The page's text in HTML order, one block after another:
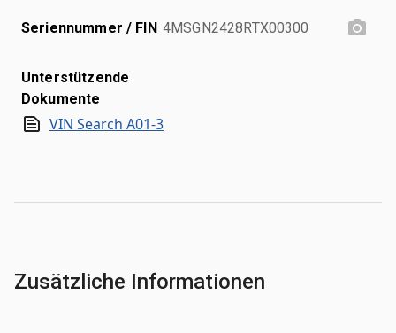
Seriennummer / FIN 4MSGN2428RTX00300
Unterstützende
Dokumente
VIN Search A01-3
Zusätzliche Informationen